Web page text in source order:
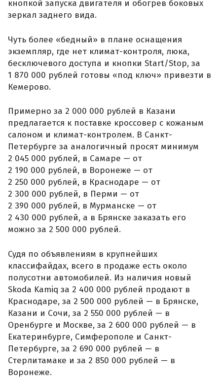
кнопкой запуска двигателя и обогрев боковых
зеркал заднего вида.
Чуть более «бедный» в плане оснащения
экземпляр, где нет климат-контроля, люка,
бесключевого доступа и кнопки Start/Stop, за
1 870 000 рублей готовы «под ключ» привезти в
Кемерово.
Примерно за 2 000 000 рублей в Казани
предлагается к поставке кроссовер с кожаным
салоном и климат-контролем. В Санкт-
Петербурге за аналогичный просят минимум
2 045 000 рублей, в Самаре — от
2 190 000 рублей, в Воронеже — от
2 250 000 рублей, в Краснодаре — от
2 300 000 рублей, в Перми — от
2 390 000 рублей, в Мурманске — от
2 430 000 рублей, а в Брянске заказать его
можно за 2 500 000 рублей.
Судя по объявлениям в крупнейших
классифайдах, всего в продаже есть около
полусотни автомобилей. Из наличия новый
Skoda Kamiq за 2 400 000 рублей продают в
Краснодаре, за 2 500 000 рублей — в Брянске,
Казани и Сочи, за 2 550 000 рублей — в
Оренбурге и Москве, за 2 600 000 рублей — в
Екатеринбурге, Симферополе и Санкт-
Петербурге, за 2 690 000 рублей — в
Стерлитамаке и за 2 850 000 рублей — в
Воронеже.